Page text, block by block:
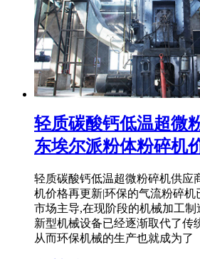
轻质碳酸钙低温超微
东埃尔派粉体粉碎机
轻质碳酸钙低温超微粉碎机供应
机价格再更新|环保的气流粉碎
市场主导,在现阶段的机械加工
新型机械设备已经逐渐取代了传
从而环保机械的生产也就成为了